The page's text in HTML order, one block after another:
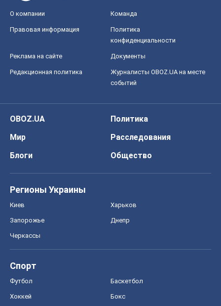
О компании Команда
Правовая информация
Политика
конфиденциальности
Реклама на сайте Документы
Редакционная политика
Журналисты OBOZ.UA на месте
событий
OBOZ.UA
Политика
Мир
Расследования
Блоги
Общество
Регионы Украины
Киев Харьков
Запорожье Днепр
Черкассы
Спорт
Футбол Баскетбол
Хоккей Бокс